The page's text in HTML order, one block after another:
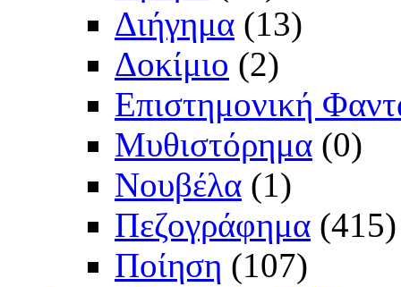
Διήγημα (13)
Δοκίμιο (2)
Επιστημονική
Μυθιστόρημα (0)
Νουβέλα (1)
Πεζογράφημα (415)
Ποίηση (107)